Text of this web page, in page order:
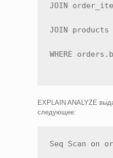
JOIN
JOIN
WHERE
EXPLAIN ANALYZE
следующее:
Seq Scan on